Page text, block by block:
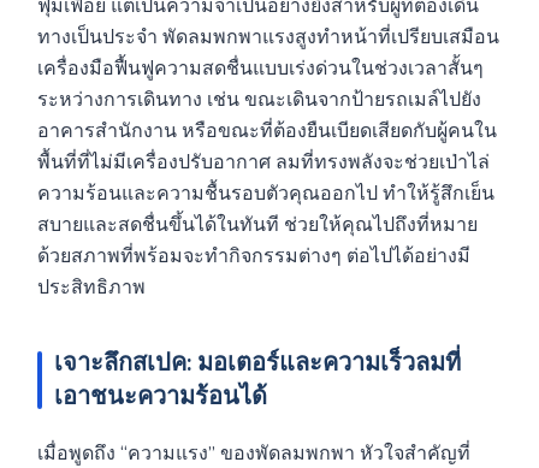
ฟุ่มเฟือย แต่เป็นความจำเป็นอย่างยิ่งสำหรับผู้ที่ต้องเดิน
ทางเป็นประจำ พัดลมพกพาแรงสูงทำหน้าที่เปรียบเสมือน
เครื่องมือฟื้นฟูความสดชื่นแบบเร่งด่วนในช่วงเวลาสั้นๆ
ระหว่างการเดินทาง เช่น ขณะเดินจากป้ายรถเมล์ไปยัง
อาคารสำนักงาน หรือขณะที่ต้องยืนเบียดเสียดกับผู้คนใน
พื้นที่ที่ไม่มีเครื่องปรับอากาศ ลมที่ทรงพลังจะช่วยเป่าไล่
ความร้อนและความชื้นรอบตัวคุณออกไป ทำให้รู้สึกเย็น
สบายและสดชื่นขึ้นได้ในทันที ช่วยให้คุณไปถึงที่หมาย
ด้วยสภาพที่พร้อมจะทำกิจกรรมต่างๆ ต่อไปได้อย่างมี
ประสิทธิภาพ
เจาะลึกสเปค: มอเตอร์และความเร็วลมที่
เอาชนะความร้อนได้
เมื่อพูดถึง “ความแรง” ของพัดลมพกพา หัวใจสำคัญที่